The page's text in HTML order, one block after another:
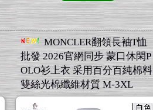
MONCLER翻領長袖T恤
批發 2026官網同步 蒙口休閑P
OLO衫上衣 采用百分百純棉料
雙絲光棉纖維材質 M-3XL